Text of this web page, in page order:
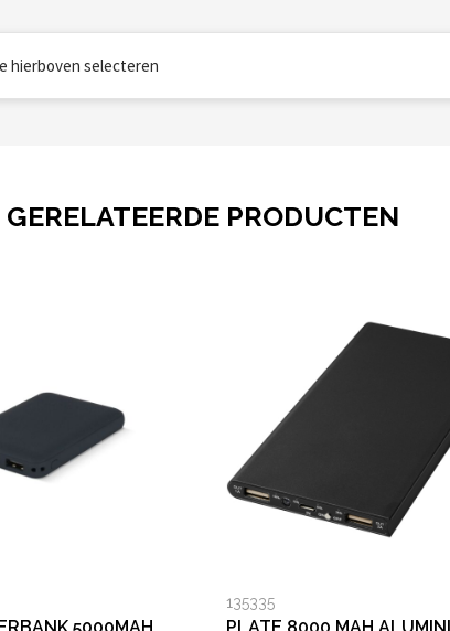
hierboven selecteren
GERELATEERDE PRODUCTEN
135335